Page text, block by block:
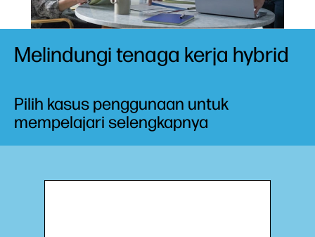
Melindungi tenaga kerja hybrid
Pilih kasus penggunaan untuk
mempelajari selengkapnya